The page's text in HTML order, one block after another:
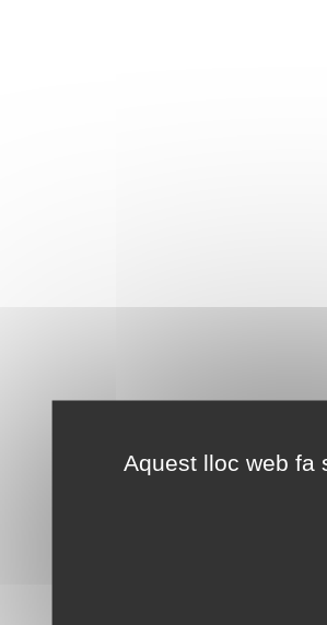
Aquest lloc web fa